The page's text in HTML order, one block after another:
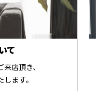
て
店頂き、
ます。